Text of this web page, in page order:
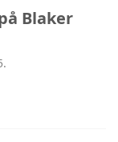
Blaker